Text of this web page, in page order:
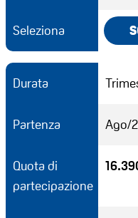
Seleziona
Durata
Partenza Ago/
Quota di
partecipazione